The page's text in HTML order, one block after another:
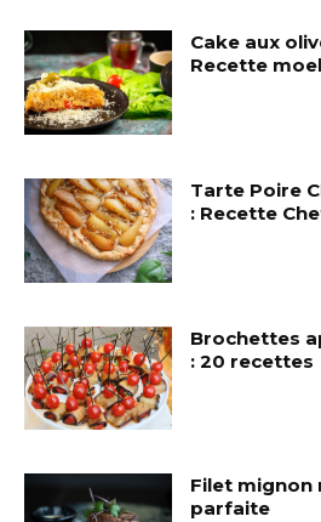
Cake aux
Recette
Tarte Poire
: Recette
Brochettes
: 20 recettes
Filet mignon
parfaite